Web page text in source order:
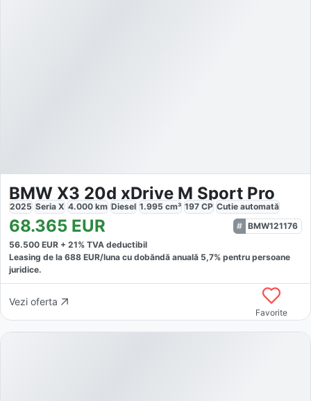
BMW X3 20d xDrive M Sport Pro
2025 Seria X 4.000 km Diesel 1.995 cm³ 197 CP Cutie automată
68.365 EUR
BMW121176
56.500 EUR + 21% TVA deductibil
Leasing de la 688 EUR/luna cu dobăndă anuală 5,7% pentru persoane
juridice.
Vezi oferta
Favorite